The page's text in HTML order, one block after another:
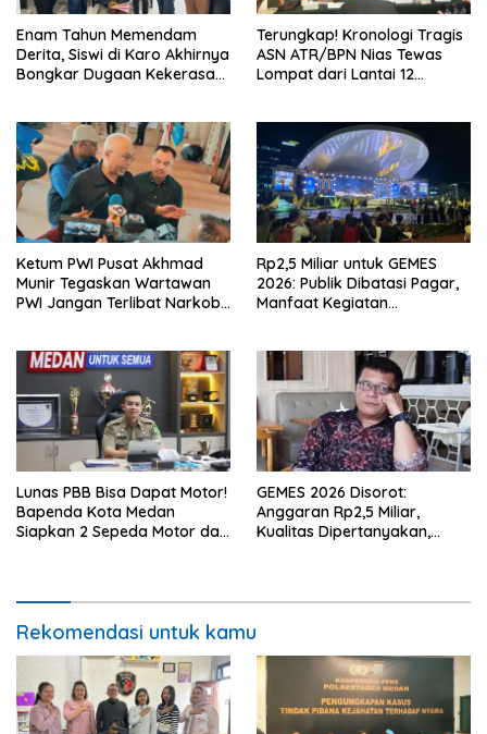
Enam Tahun Memendam
Derita, Siswi di Karo Akhirnya
Bongkar Dugaan Kekerasan
Terungkap! Kronologi Tragis
ASN ATR/BPN Nias Tewas
Lompat dari Lantai 12
Ketum PWI Pusat Akhmad
Munir Tegaskan Wartawan
PWI Jangan Terlibat Narkoba
Rp2,5 Miliar untuk GEMES
2026: Publik Dibatasi Pagar,
Manfaat Kegiatan
Lunas PBB Bisa Dapat Motor!
Bapenda Kota Medan
Siapkan 2 Sepeda Motor dan
GEMES 2026 Disorot:
Anggaran Rp2,5 Miliar,
Kualitas Dipertanyakan,
Rekomendasi untuk kamu